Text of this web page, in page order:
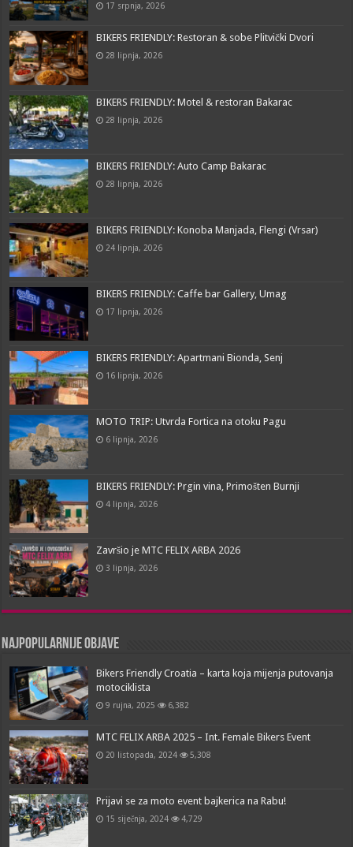
17 srpnja, 2026
BIKERS FRIENDLY: Restoran & sobe Plitvički Dvori
28 lipnja, 2026
BIKERS FRIENDLY: Motel & restoran Bakarac
28 lipnja, 2026
BIKERS FRIENDLY: Auto Camp Bakarac
28 lipnja, 2026
BIKERS FRIENDLY: Konoba Manjada, Flengi (Vrsar)
24 lipnja, 2026
BIKERS FRIENDLY: Caffe bar Gallery, Umag
17 lipnja, 2026
BIKERS FRIENDLY: Apartmani Bionda, Senj
16 lipnja, 2026
MOTO TRIP: Utvrda Fortica na otoku Pagu
6 lipnja, 2026
BIKERS FRIENDLY: Prgin vina, Primošten Burnji
4 lipnja, 2026
Završio je MTC FELIX ARBA 2026
3 lipnja, 2026
Najpopularnije objave
Bikers Friendly Croatia – karta koja mijenja putovanja
motociklista
9 rujna, 2025 6,382
MTC FELIX ARBA 2025 – Int. Female Bikers Event
20 listopada, 2024 5,308
Prijavi se za moto event bajkerica na Rabu!
15 siječnja, 2024 4,729